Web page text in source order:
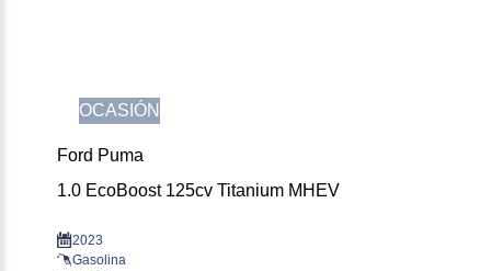
OCASIÓN
Ford Puma
1.0 EcoBoost 125cv Titanium MHEV
2023
Gasolina